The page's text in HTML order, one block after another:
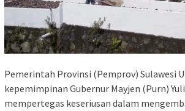
Pemerintah Provinsi (Pemprov) Sulawesi
kepemimpinan Gubernur Mayjen (Purn)
mempertegas keseriusan dalam